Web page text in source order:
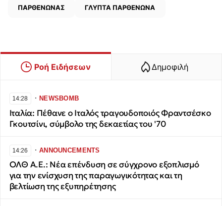
ΠΑΡΘΕΝΩΝΑΣ ΓΛΥΠΤΑ ΠΑΡΘΕΝΩΝΑ
Ροή Ειδήσεων Δημοφιλή
14:28 ∙NEWSBOMB
Ιταλία: Πέθανε ο Ιταλός τραγουδοποιός Φραντσέσκο
Γκουτσίνι, σύμβολο της δεκαετίας του '70
14:26 ∙ANNOUNCEMENTS
ΟΛΘ Α.Ε.: Νέα επένδυση σε σύγχρονο εξοπλισμό
για την ενίσχυση της παραγωγικότητας και τη
βελτίωση της εξυπηρέτησης